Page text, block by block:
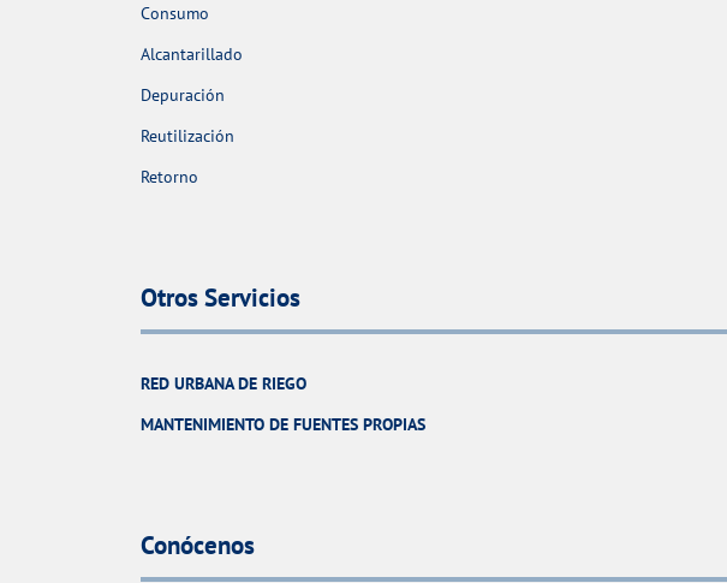
Consumo
Alcantarillado
Depuración
Reutilización
Retorno
Otros Servicios
RED URBANA DE RIEGO
MANTENIMIENTO DE FUENTES PROPIAS
Conócenos